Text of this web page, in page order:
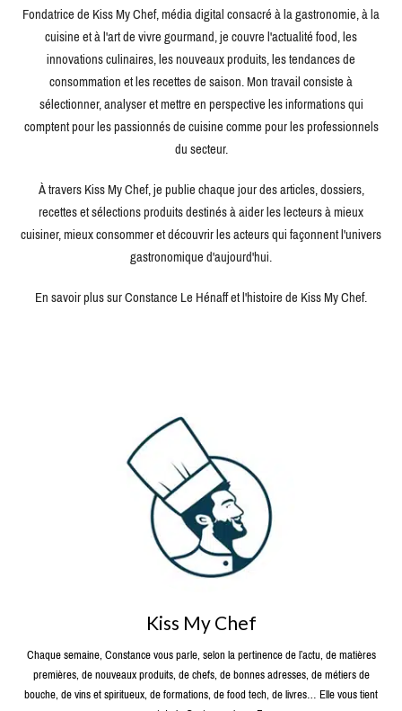
Fondatrice de Kiss My Chef, média digital consacré à la gastronomie, à la
cuisine et à l'art de vivre gourmand, je couvre l'actualité food, les
innovations culinaires, les nouveaux produits, les tendances de
consommation et les recettes de saison. Mon travail consiste à
sélectionner, analyser et mettre en perspective les informations qui
comptent pour les passionnés de cuisine comme pour les professionnels
du secteur.
À travers Kiss My Chef, je publie chaque jour des articles, dossiers,
recettes et sélections produits destinés à aider les lecteurs à mieux
cuisiner, mieux consommer et découvrir les acteurs qui façonnent l'univers
gastronomique d'aujourd'hui.
En savoir plus sur Constance Le Hénaff et l'histoire de Kiss My Chef.
Kiss My Chef
Chaque semaine, Constance vous parle, selon la pertinence de l’actu, de matières
premières, de nouveaux produits, de chefs, de bonnes adresses, de métiers de
bouche, de vins et spiritueux, de formations, de food tech, de livres… Elle vous tient